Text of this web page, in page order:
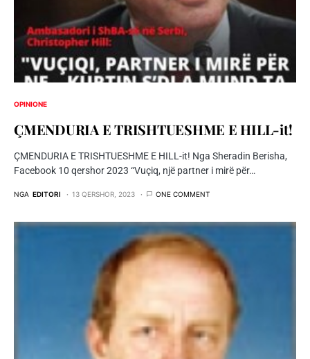
OPINIONE
ÇMENDURIA E TRISHTUESHME E HILL-it!
ÇMENDURIA E TRISHTUESHME E HILL-it! Nga Sheradin Berisha,
Facebook 10 qershor 2023 “Vuçiq, një partner i mirë për…
NGA EDITORI 13 QERSHOR, 2023 ONE COMMENT